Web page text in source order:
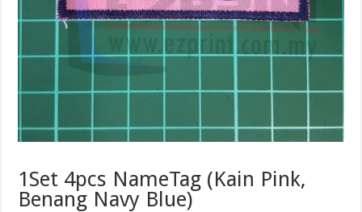
1Set 4pcs NameTag (Kain Pink,
Benang Navy Blue)